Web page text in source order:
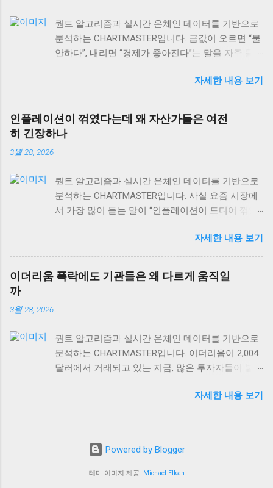
퀀트 알고리즘과 실시간 온체인 데이터를 기반으로
분석하는 CHARTMASTER입니다. 금값이 오르면 “불
안하다”, 내리면 “경제가 좋아진다”는 말을 자주 듣
재 글로벌 자산시장을 보면, 이런 단순한 공식이 얼
마나 위험한지 알 수 있어요. 실제로는 금값과 경제
성장의 관계가 훨씬 복잡하고, 때로는 정반대로 작
용하기도 합니다. 오늘은 금값 움직임을 제대로 읽
는 법과 상품시장 수급 동향, 그리고 역발상 투자의
$106.40B USD 에 달하는 상황에서, 전통 자산과 디
지털 자산의 상관관계도 함께 살펴볼게요. 금값과
경제성장, 단순한 반비례 관계가 아니다 많은 사람
는 절반만 맞는 이야기예요. 실제로 금은 인플레이
션 헤지 자산이면서 동시에 달러 강세에 민감하게
반응하거든요. 금값이 떨어지는 이유는 경제가 좋아
격화되면서 금값이 급등했죠. 경제가 회복되면서가
아니라, 오히려 통화정책이 완화되면서 말이에요. 현
재 비트코인이 66,505 USD를 기록하고 있는 것도 같
은 맥락입니다. 디지털 자산과 금 모두 통화정책 변
니다. 전자기기, 의료기기, 반도체 산업에서 금 사용
제가 좋을 때 오히려 증가하죠. 그러니까 경제성장
자세한 내용 보기
인플레이션이 꺾였다는데 왜 자산가들은 여전
히 긴장하나
3월 28, 2026
퀀트 알고리즘과 실시간 온체인 데이터를 기반으로
분석하는 CHARTMASTER입니다. 사실 요즘 시장에
서 가장 많이 듣는 말이 “인플레이션이 드디어 꺾였
되면서 많은 개인 투자자들은 안도하고 있는데, 정
작 기관들과 자산가들은 여전히 긴장의 끈을 놓지
않고 있거든요. 왜 그럴까요? 오늘은 숫자 뒤에 숨어
있는 진짜 이야기를 풀어보겠습니다. 미국 PPI 2.6%,
놓치면 안 되는 게 있어요. PPI는 생산자 단계의 물
가 변화를 보여주는 선행지표이긴 하지만, 실제 소
비자에게 전달되는 과정에서는 여러 변수가 작용하
(sticky) 특성을 보이고 있어요. 임금 상승률이 여전
죠. 실제로 미국 임금 상승률은 여전히 연준의 목표
수준을 웃도는 상황이에요. 더 중요한 건 글로벌 공
급망의 불안정성이에요. 지정학적 리스크가 계속해
자세한 내용 보기
이더리움 폭락에도 기관들은 왜 다르게 움직일
까
3월 28, 2026
퀀트 알고리즘과 실시간 온체인 데이터를 기반으로
분석하는 CHARTMASTER입니다. 이더리움이 2,004
달러에서 거래되고 있는 지금, 많은 투자자들이 불
의 움직임은 개인투자자와 확연히 다릅니다. 같은
자자 유형별 행동 패턴과, 그 뒤에 숨어있는 전략적
사고를 들여다보겠습니다. 개인투자자 vs 기관투자
자, 같은 차트를 다르게 보는 이유 솔직히 말하면, 개
자세한 내용 보기
Powered by Blogger
테마 이미지 제공: Michael Elkan